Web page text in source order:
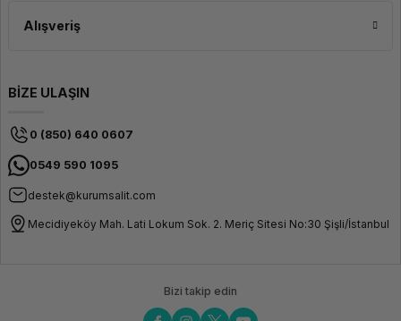
Alışveriş
BİZE ULAŞIN
0 (850) 640 0607
0549 590 1095
destek@kurumsalit.com
Mecidiyeköy Mah. Lati Lokum Sok. 2. Meriç Sitesi No:30 Şişli/İstanbul
Bizi takip edin